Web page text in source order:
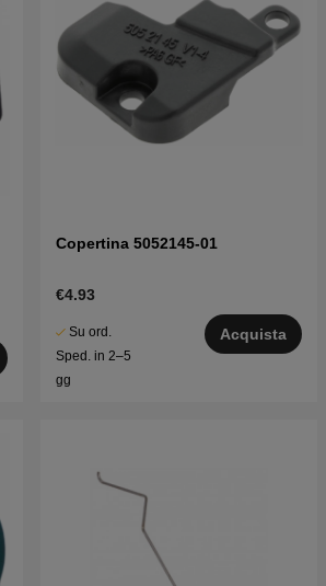
Copertina 5052145-01
€4.93
Su ord.
Sped. in 2–5
gg
Acquista